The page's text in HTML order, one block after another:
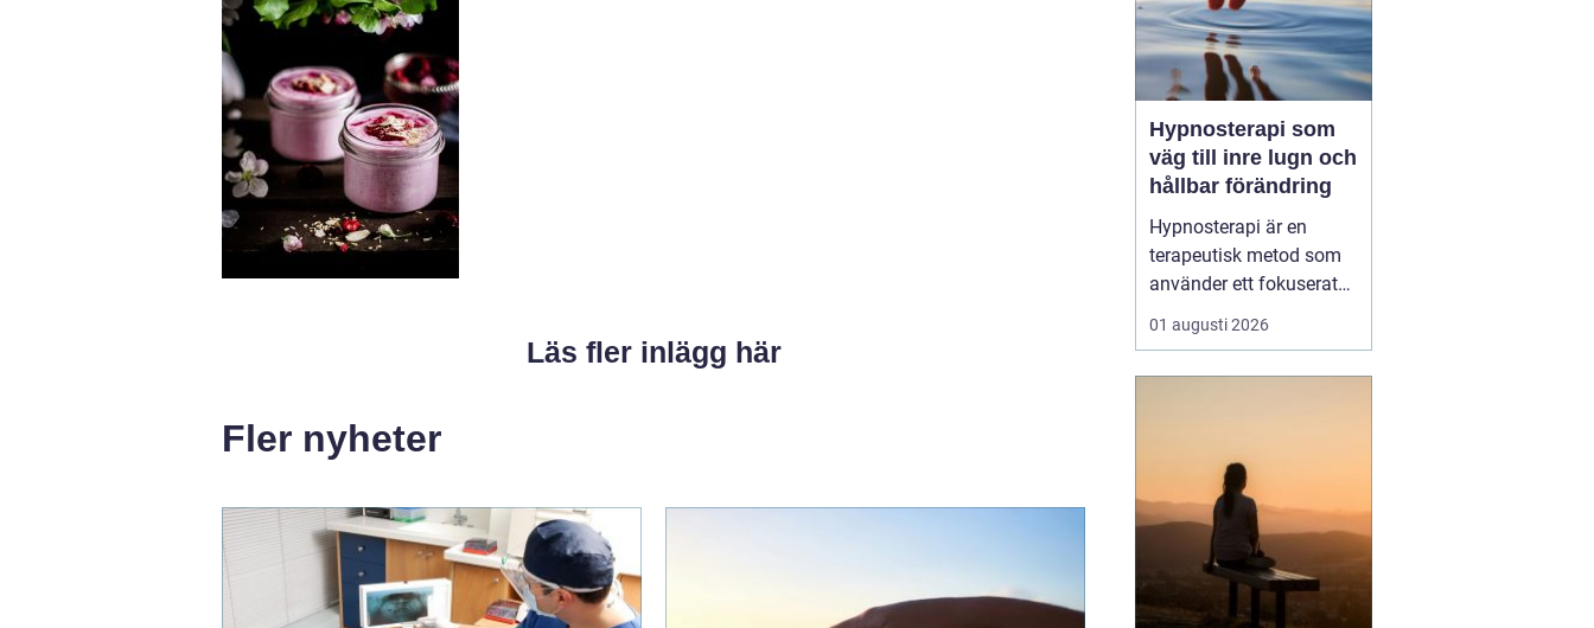
Läs fler inlägg här
Fler nyheter
Hypnosterapi som
väg till inre lugn och
hållbar förändring
Hypnosterapi är en
terapeutisk metod som
använder ett fokuserat
och avslappnat
sinnestillstånd för att
kan personen få tillgå...
01 augusti 2026